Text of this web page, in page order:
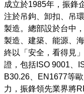
成立於1985年，振鋒
注於吊鉤、卸扣、吊
製造。總部設於台中
製造、建築、能源、
終以「安全，看得見
證，包括ISO 9001、
B30.26、EN1677等
力，振鋒領先業界將